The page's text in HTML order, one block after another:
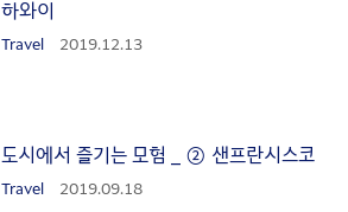
하와이
Travel 2019.12.13
도시에서 즐기는 모험 _ ② 샌프란시스코
Travel 2019.09.18